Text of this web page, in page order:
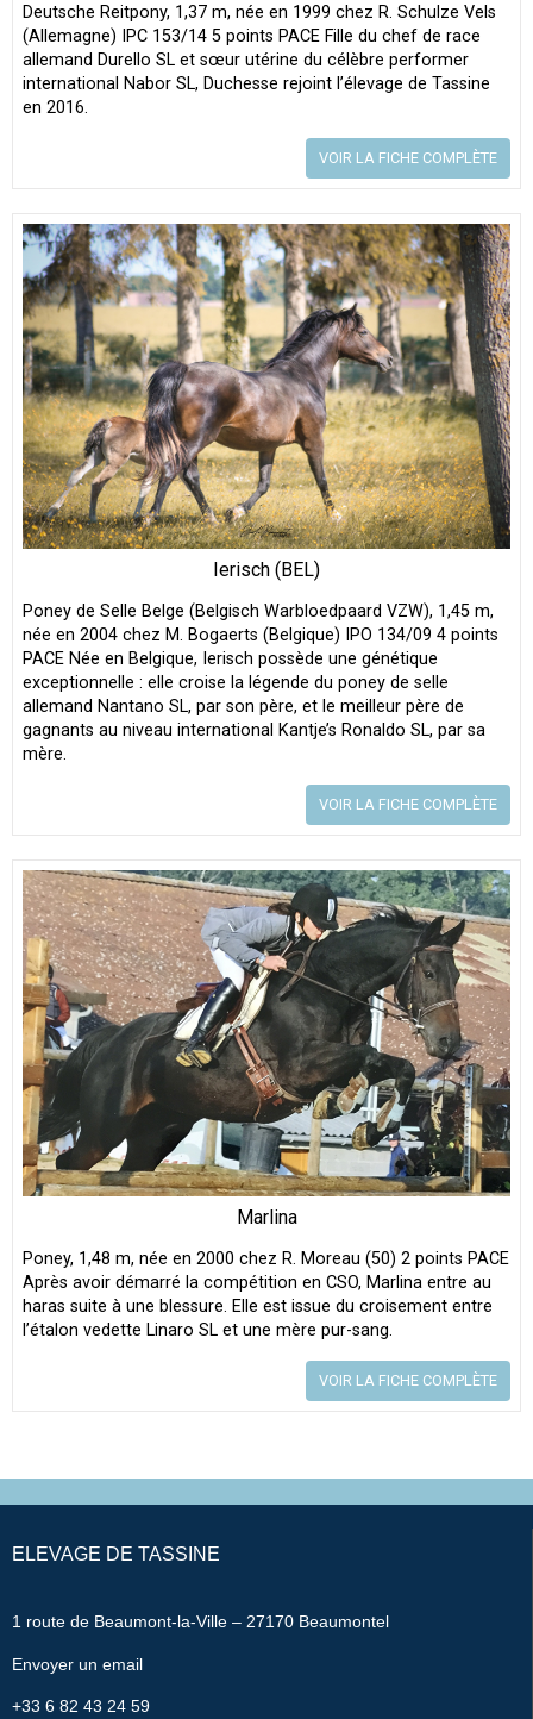
Deutsche Reitpony, 1,37 m, née en 1999 chez R. Schulze Vels
(Allemagne) IPC 153/14 5 points PACE Fille du chef de race
allemand Durello SL et sœur utérine du célèbre performer
international Nabor SL, Duchesse rejoint l’élevage de Tassine
en 2016.
VOIR LA FICHE COMPLÈTE
Ierisch (BEL)
Poney de Selle Belge (Belgisch Warbloedpaard VZW), 1,45 m,
née en 2004 chez M. Bogaerts (Belgique) IPO 134/09 4 points
PACE Née en Belgique, Ierisch possède une génétique
exceptionnelle : elle croise la légende du poney de selle
allemand Nantano SL, par son père, et le meilleur père de
gagnants au niveau international Kantje’s Ronaldo SL, par sa
mère.
VOIR LA FICHE COMPLÈTE
Marlina
Poney, 1,48 m, née en 2000 chez R. Moreau (50) 2 points PACE
Après avoir démarré la compétition en CSO, Marlina entre au
haras suite à une blessure. Elle est issue du croisement entre
l’étalon vedette Linaro SL et une mère pur-sang.
VOIR LA FICHE COMPLÈTE
ELEVAGE DE TASSINE
1 route de Beaumont-la-Ville – 27170 Beaumontel
Envoyer un email
+33 6 82 43 24 59